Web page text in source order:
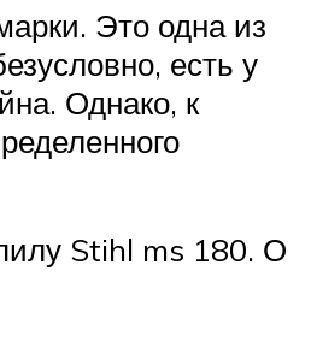
Это одна из
есть у
Однако, к
Stihl ms 180. О